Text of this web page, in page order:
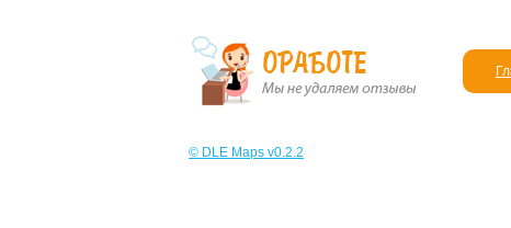
© DLE Maps v0.2.2